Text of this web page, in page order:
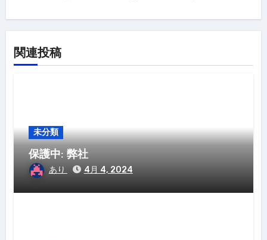
関連投稿
未分類
保護中: 弊社
あり 4月 4, 2024